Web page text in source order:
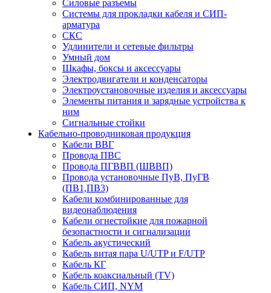
Силовые разъемы
Системы для прокладки кабеля и СИП-
арматура
СКС
Удлинители и сетевые фильтры
Умный дом
Шкафы, боксы и аксессуары
Электродвигатели и конденсаторы
Электроустановочные изделия и аксессуары
Элементы питания и зарядные устройства к
ним
Сигнальные стойки
Кабельно-проводниковая продукция
Кабели ВВГ
Провода ПВС
Провода ПГВВП (ШВВП)
Провода установочные ПуВ, ПуГВ
(ПВ1,ПВ3)
Кабели комбинированные для
видеонаблюдения
Кабели огнестойкие для пожарной
безопастности и сигнализации
Кабель акустический
Кабель витая пара U/UTP и F/UTP
Кабель КГ
Кабель коаксиальный (TV)
Кабель СИП, NYM